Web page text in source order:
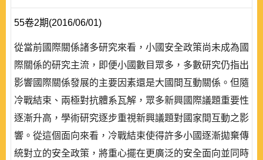
55卷2期(2016/06/01)
從當前國際關係諸多研究來看，小國安全政策尚未成為國
際關係的研究主流，即便小國數目眾多，多數研究仍指出
影響國際關係發展的主要因素還是大國間互動關係。但隨
冷戰結束、兩極對抗體系瓦解，眾多新興國際議題重要性
逐漸升高，學術研究逐步重視新興議題對國家間互動之影
響。從這個面向來看，冷戰結束使得許多小國逐漸拋棄傳
統對立的安全政策，將重心擺在更廣泛的安全面向並同時